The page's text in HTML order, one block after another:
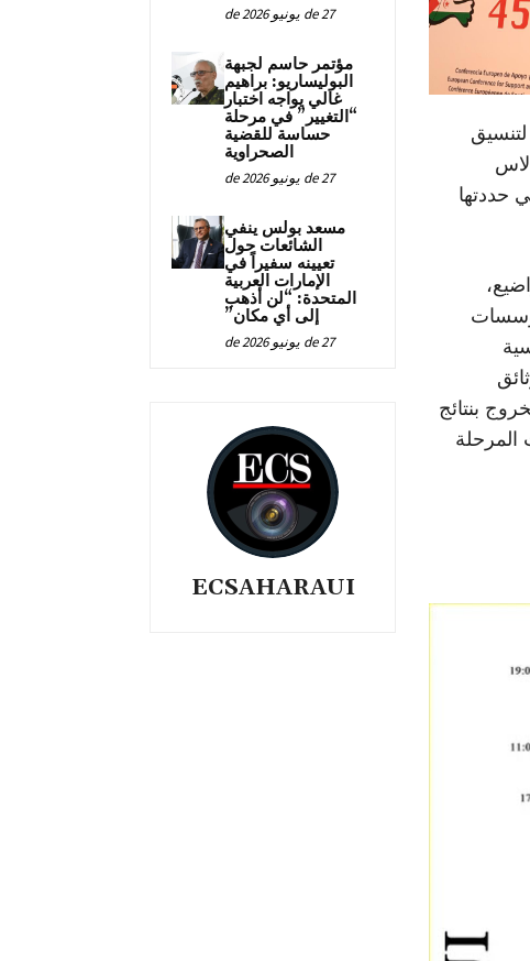
27 de يونيو de 2026
مؤتمر حاسم لجبهة
البوليساريو: براهيم
غالي يواجه اختبار
“التغيير” في مرحلة
حساسة للقضية
الصحراوية
27 de يونيو de 2026
مسعد بولس ينفي
الشائعات حول
تعيينه سفيراً في
الإمارات العربية
المتحدة: “لن أذهب
إلى أي مكان”
27 de يونيو de 2026
ECSAHARAUI
الدولية لتنسيق
لاس
حددتها
بنتائج